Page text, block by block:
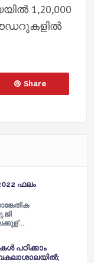
1,20,000
Share
ഫലം
പഠിക്കാം